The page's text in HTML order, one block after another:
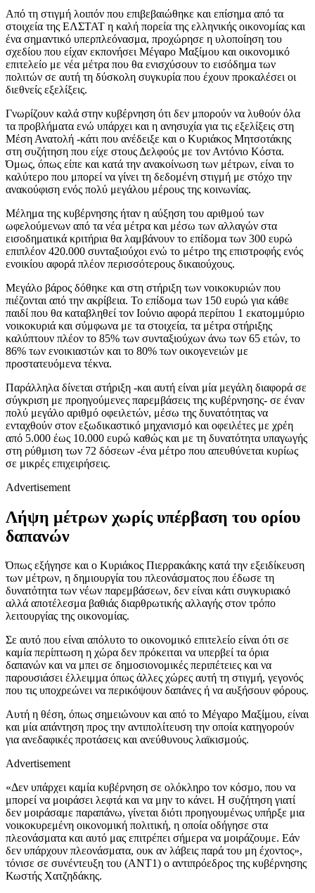
Από τη στιγμή λοιπόν που επιβεβαιώθηκε και επίσημα από τα
στοιχεία της ΕΛΣΤΑΤ η καλή πορεία της ελληνικής οικονομίας και
ένα σημαντικό υπερπλεόνασμα, προχώρησε η υλοποίηση του
σχεδίου που είχαν εκπονήσει Μέγαρο Μαξίμου και οικονομικό
επιτελείο με νέα μέτρα που θα ενισχύσουν το εισόδημα των
πολιτών σε αυτή τη δύσκολη συγκυρία που έχουν προκαλέσει οι
διεθνείς εξελίξεις.
Γνωρίζουν καλά στην κυβέρνηση ότι δεν μπορούν να λυθούν όλα
τα προβλήματα ενώ υπάρχει και η ανησυχία για τις εξελίξεις στη
Μέση Ανατολή -κάτι που ανέδειξε και ο Κυριάκος Μητσοτάκης
στη συζήτηση που είχε στους Δελφούς με τον Αντόνιο Κόστα.
Όμως, όπως είπε και κατά την ανακοίνωση των μέτρων, είναι το
καλύτερο που μπορεί να γίνει τη δεδομένη στιγμή με στόχο την
ανακούφιση ενός πολύ μεγάλου μέρους της κοινωνίας.
Μέλημα της κυβέρνησης ήταν η αύξηση του αριθμού των
ωφελούμενων από τα νέα μέτρα και μέσω των αλλαγών στα
εισοδηματικά κριτήρια θα λαμβάνουν το επίδομα των 300 ευρώ
επιπλέον 420.000 συνταξιούχοι ενώ το μέτρο της επιστροφής ενός
ενοικίου αφορά πλέον περισσότερους δικαιούχους.
Μεγάλο βάρος δόθηκε και στη στήριξη των νοικοκυριών που
πιέζονται από την ακρίβεια. Το επίδομα των 150 ευρώ για κάθε
παιδί που θα καταβληθεί τον Ιούνιο αφορά περίπου 1 εκατομμύριο
νοικοκυριά και σύμφωνα με τα στοιχεία, τα μέτρα στήριξης
καλύπτουν πλέον το 85% των συνταξιούχων άνω των 65 ετών, το
86% των ενοικιαστών και το 80% των οικογενειών με
προστατευόμενα τέκνα.
Παράλληλα δίνεται στήριξη -και αυτή είναι μία μεγάλη διαφορά σε
σύγκριση με προηγούμενες παρεμβάσεις της κυβέρνησης- σε έναν
πολύ μεγάλο αριθμό οφειλετών, μέσω της δυνατότητας να
ενταχθούν στον εξωδικαστικό μηχανισμό και οφειλέτες με χρέη
από 5.000 έως 10.000 ευρώ καθώς και με τη δυνατότητα υπαγωγής
στη ρύθμιση των 72 δόσεων -ένα μέτρο που απευθύνεται κυρίως
σε μικρές επιχειρήσεις.
Advertisement
Λήψη μέτρων χωρίς υπέρβαση του ορίου
δαπανών
Όπως εξήγησε και ο Κυριάκος Πιερρακάκης κατά την εξειδίκευση
των μέτρων, η δημιουργία του πλεονάσματος που έδωσε τη
δυνατότητα των νέων παρεμβάσεων, δεν είναι κάτι συγκυριακό
αλλά αποτέλεσμα βαθιάς διαρθρωτικής αλλαγής στον τρόπο
λειτουργίας της οικονομίας.
Σε αυτό που είναι απόλυτο το οικονομικό επιτελείο είναι ότι σε
καμία περίπτωση η χώρα δεν πρόκειται να υπερβεί τα όρια
δαπανών και να μπει σε δημοσιονομικές περιπέτειες και να
παρουσιάσει έλλειμμα όπως άλλες χώρες αυτή τη στιγμή, γεγονός
που τις υποχρεώνει να περικόψουν δαπάνες ή να αυξήσουν φόρους.
Αυτή η θέση, όπως σημειώνουν και από το Μέγαρο Μαξίμου, είναι
και μία απάντηση προς την αντιπολίτευση την οποία κατηγορούν
για ανεδαφικές προτάσεις και ανεύθυνους λαϊκισμούς.
Advertisement
«Δεν υπάρχει καμία κυβέρνηση σε ολόκληρο τον κόσμο, που να
μπορεί να μοιράσει λεφτά και να μην το κάνει. Η συζήτηση γιατί
δεν μοιράσαμε παραπάνω, γίνεται διότι προηγουμένως υπήρξε μια
νοικοκυρεμένη οικονομική πολιτική, η οποία οδήγησε στα
πλεονάσματα και αυτό μας επιτρέπει σήμερα να μοιράζουμε. Εάν
δεν υπάρχουν πλεονάσματα, ουκ αν λάβεις παρά του μη έχοντος»,
τόνισε σε συνέντευξη του (ΑΝΤ1) ο αντιπρόεδρος της κυβέρνησης
Κωστής Χατζηδάκης.